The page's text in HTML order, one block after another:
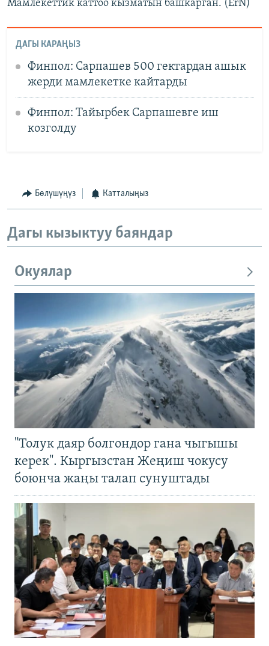
Мамлекеттик каттоо кызматын башкарган. (ErN)
ДАГЫ КАРАҢЫЗ
Финпол: Сарпашев 500 гектардан ашык
жерди мамлекетке кайтарды
Финпол: Тайырбек Сарпашевге иш
козголду
Бөлүшүңүз Катталыңыз
Дагы кызыктуу баяндар
Окуялар
"Толук даяр болгондор гана чыгышы
керек". Кыргызстан Жеңиш чокусу
боюнча жаңы талап сунуштады